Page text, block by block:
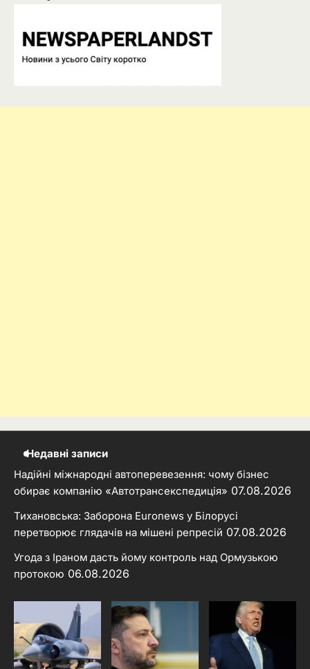
Недавні записи
Надійні міжнародні автоперевезення: чому бізнес
обирає компанію «Автотрансекспедиція» 07.08.2026
Тихановська: Заборона Euronews у Білорусі
перетворює глядачів на мішені репресій 07.08.2026
Угода з Іраном дасть йому контроль над Ормузькою
протокою 06.08.2026